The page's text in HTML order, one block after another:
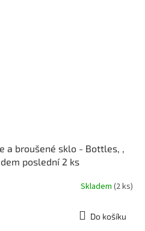
a broušené sklo - Bottles, ,
poslední 2 ks
Skladem (2 ks)
Do košíku